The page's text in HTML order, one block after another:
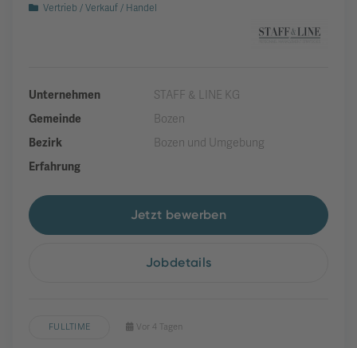
Vertrieb / Verkauf / Handel
Unternehmen
STAFF & LINE KG
Gemeinde
Bozen
Bezirk
Bozen und Umgebung
Erfahrung
Jetzt bewerben
Jobdetails
FULLTIME Vor 4 Tagen